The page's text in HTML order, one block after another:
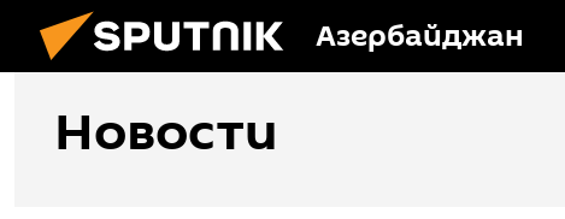
Азербайджан
Новости